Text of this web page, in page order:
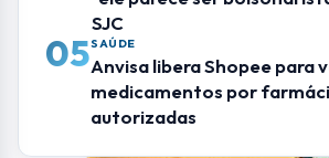
SJC
05SAÚDE
Anvisa libera Shopee para
medicamentos por
autorizadas